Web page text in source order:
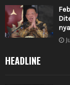
nya
HEADLINE